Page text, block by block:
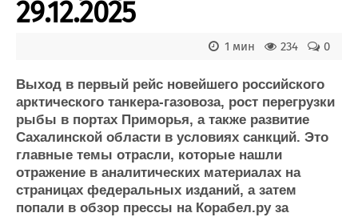
Работа
Реклама
Конференции
Словарь
Флот
Галерея флота
Форум
Отзывы
Все службы
29.12.2025
0
234
1 мин
Выход в первый рейс новейшего российского
арктического танкера-газовоза, рост перегрузки
рыбы в портах Приморья, а также развитие
Сахалинской области в условиях санкций. Это
главные темы отрасли, которые нашли
отражение в аналитических материалах на
страницах федеральных изданий, а затем
попали в обзор прессы на Корабел.ру за